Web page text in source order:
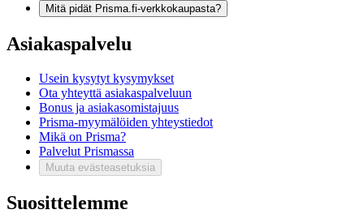
Mitä pidät Prisma.fi-verkkokaupasta?
Asiakaspalvelu
Usein kysytyt kysymykset
Ota yhteyttä asiakaspalveluun
Bonus ja asiakasomistajuus
Prisma-myymälöiden yhteystiedot
Mikä on Prisma?
Palvelut Prismassa
Muuta evästeasetuksia
Suosittelemme